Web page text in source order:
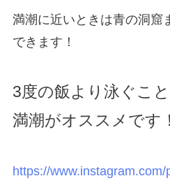
満潮に近いときは青の洞窟
できます！
3度の飯より泳ぐこ
満潮がオススメです！
https://